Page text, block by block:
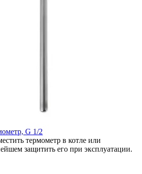
G 1/2
термометр в котле или
защитить его при эксплуатации.